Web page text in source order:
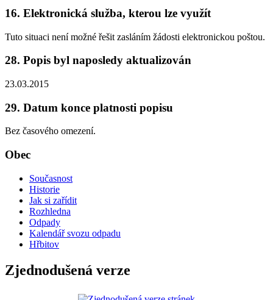
16. Elektronická služba, kterou lze využít
Tuto situaci není možné řešit zasláním žádosti elektronickou poštou.
28. Popis byl naposledy aktualizován
23.03.2015
29. Datum konce platnosti popisu
Bez časového omezení.
Obec
Současnost
Historie
Jak si zařídit
Rozhledna
Odpady
Kalendář svozu odpadu
Hřbitov
Zjednodušená verze